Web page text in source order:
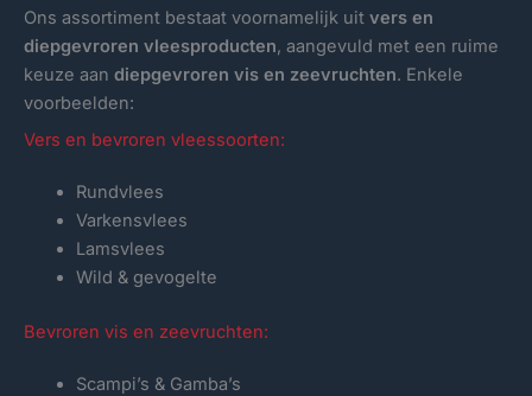
Ons assortiment bestaat voornamelijk uit vers en
diepgevroren vleesproducten, aangevuld met een ruime
keuze aan diepgevroren vis en zeevruchten. Enkele
voorbeelden:
Vers en bevroren vleessoorten:
Rundvlees
Varkensvlees
Lamsvlees
Wild & gevogelte
Bevroren vis en zeevruchten:
Scampi’s & Gamba’s